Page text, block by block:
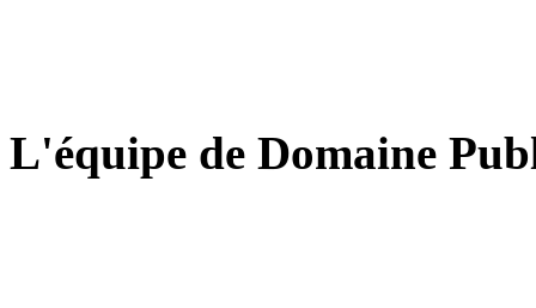
L'équipe de Domaine